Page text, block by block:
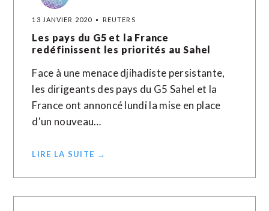
13 JANVIER 2020 REUTERS
Les pays du G5 et la France
redéfinissent les priorités au Sahel
Face à une menace djihadiste persistante,
les dirigeants des pays du G5 Sahel et la
France ont annoncé lundi la mise en place
d'un nouveau…
LIRE LA SUITE →